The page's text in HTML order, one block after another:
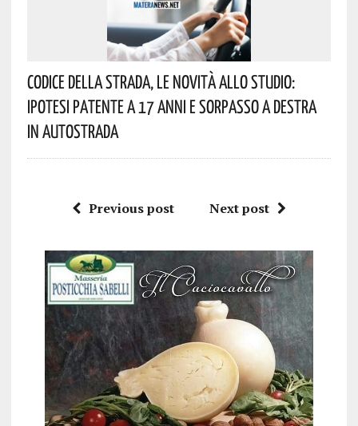
Codice Della Strada, Le Novità Allo Studio:
Ipotesi Patente A 17 Anni E Sorpasso A Destra
In Autostrada
Previous post Next post